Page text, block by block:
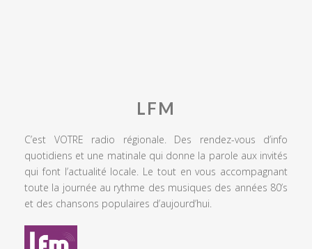
LFM
C’est VOTRE radio régionale. Des rendez-vous d’info
quotidiens et une matinale qui donne la parole aux invités
qui font l’actualité locale. Le tout en vous accompagnant
toute la journée au rythme des musiques des années 80’s
et des chansons populaires d’aujourd’hui.